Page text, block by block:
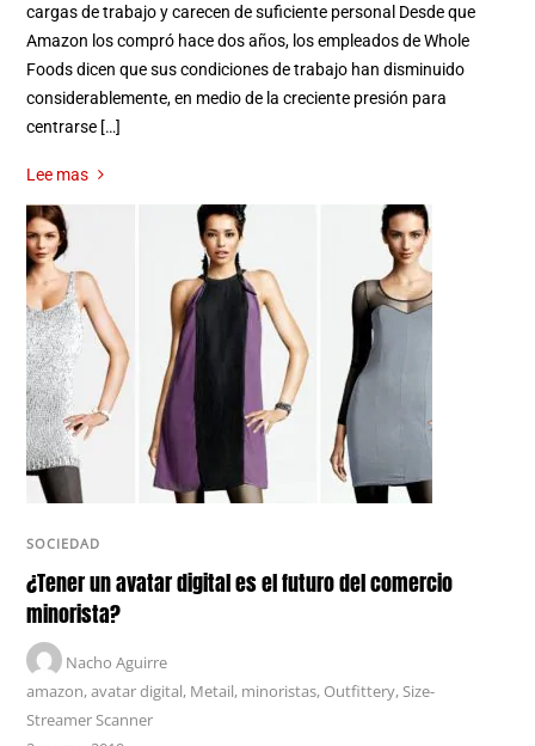
cargas de trabajo y carecen de suficiente personal Desde que
Amazon los compró hace dos años, los empleados de Whole
Foods dicen que sus condiciones de trabajo han disminuido
considerablemente, en medio de la creciente presión para
centrarse […]
Lee mas
SOCIEDAD
¿Tener un avatar digital es el futuro del comercio
minorista?
Nacho Aguirre
amazon,avatar digital, Metail, minoristas, Outfittery,Size-
Streamer Scanner